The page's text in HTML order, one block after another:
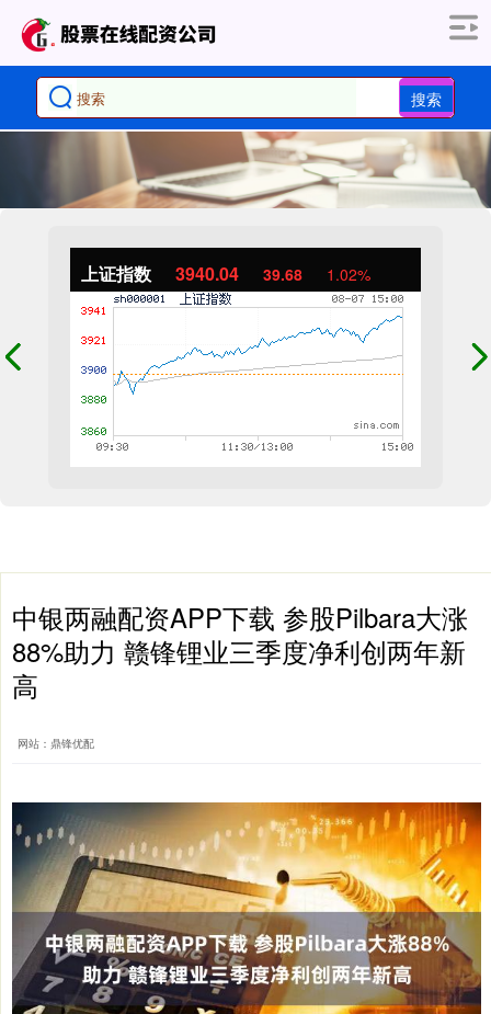
搜索
上证指数 3940.04 39.68 1.02%
中银两融配资APP下载 参股Pilbara大涨
88%助力 赣锋锂业三季度净利创两年新
高
网站：鼎锋优配